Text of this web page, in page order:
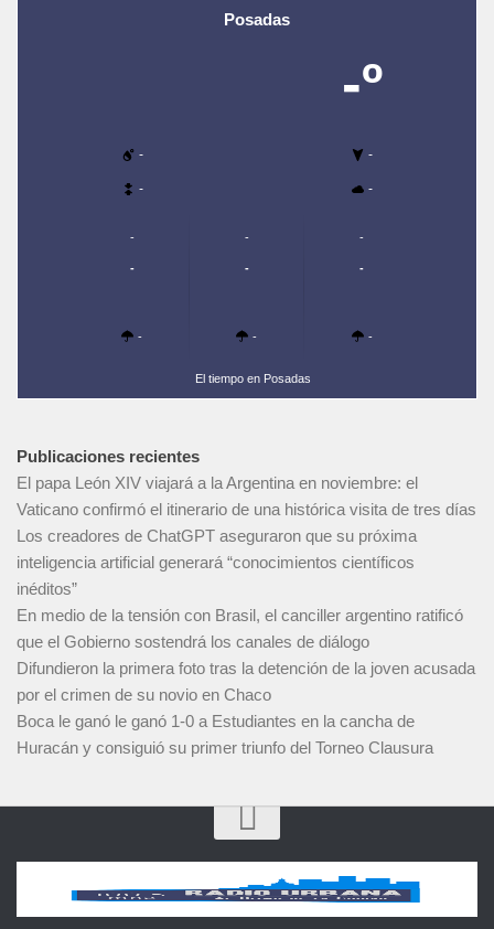
Posadas
-º
- -
- -
-
-
-
-
-
-
-
-
-
El tiempo en Posadas
Publicaciones recientes
El papa León XIV viajará a la Argentina en noviembre: el
Vaticano confirmó el itinerario de una histórica visita de tres días
Los creadores de ChatGPT aseguraron que su próxima
inteligencia artificial generará “conocimientos científicos
inéditos”
En medio de la tensión con Brasil, el canciller argentino ratificó
que el Gobierno sostendrá los canales de diálogo
Difundieron la primera foto tras la detención de la joven acusada
por el crimen de su novio en Chaco
Boca le ganó le ganó 1-0 a Estudiantes en la cancha de
Huracán y consiguió su primer triunfo del Torneo Clausura